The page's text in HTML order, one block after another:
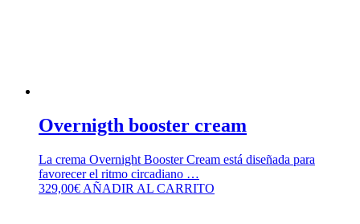
Overnigth booster cream
La crema Overnight Booster Cream está diseñada para
favorecer el ritmo circadiano …
329,00€ AÑADIR AL CARRITO